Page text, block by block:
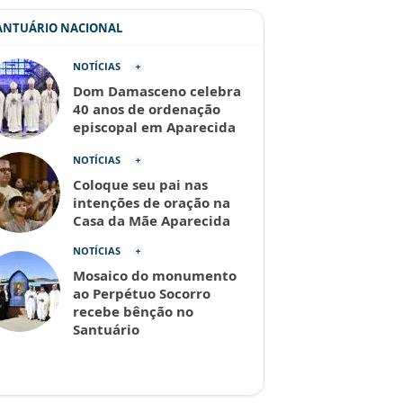
NACIONAL
NOTÍCIAS
Dom Damasceno celebra
40 anos de ordenação
episcopal em Aparecida
NOTÍCIAS
Coloque seu pai nas
intenções de oração na
Casa da Mãe Aparecida
NOTÍCIAS
Mosaico do monumento
ao Perpétuo Socorro
recebe bênção no
Santuário